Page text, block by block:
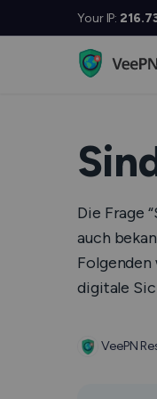
Your IP:
Die Frage
auch
digitale
VeePN